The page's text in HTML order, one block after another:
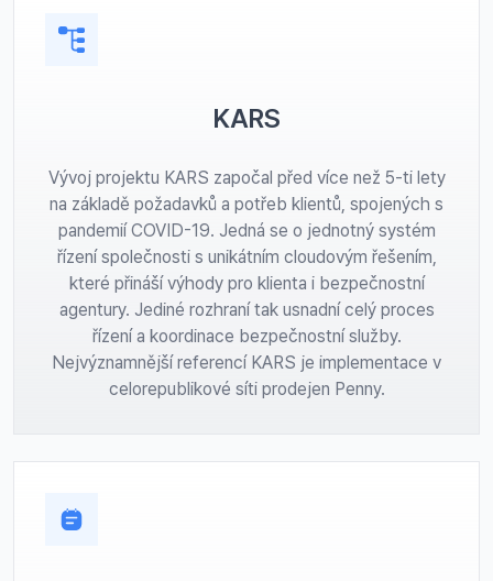
KARS
Vývoj projektu KARS započal před více než 5-ti lety
na základě požadavků a potřeb klientů, spojených s
pandemií COVID-19. Jedná se o jednotný systém
řízení společnosti s unikátním cloudovým řešením,
které přináší výhody pro klienta i bezpečnostní
agentury. Jediné rozhraní tak usnadní celý proces
řízení a koordinace bezpečnostní služby.
Nejvýznamnější referencí KARS je implementace v
celorepublikové síti prodejen Penny.